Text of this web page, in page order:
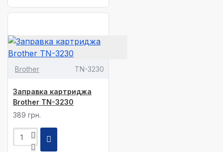
Brother TN-3230
Заправка картриджа
Brother TN-3230
389 грн.